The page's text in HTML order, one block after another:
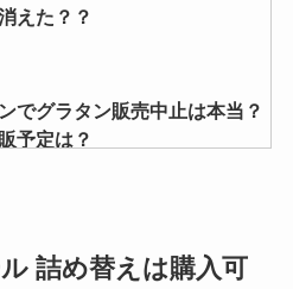
えた？？
でグラタン販売中止は本当？
予定は？
紅茶の店舗は日本のどこにあ
詰め替えは購入可